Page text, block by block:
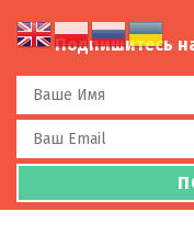
Подпишитесь